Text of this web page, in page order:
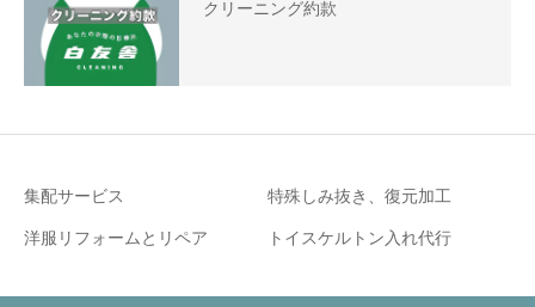
クリーニング約款
集配サービス 特殊しみ抜き、復元加工
洋服リフォームとリペア トイスケルトン入れ代行